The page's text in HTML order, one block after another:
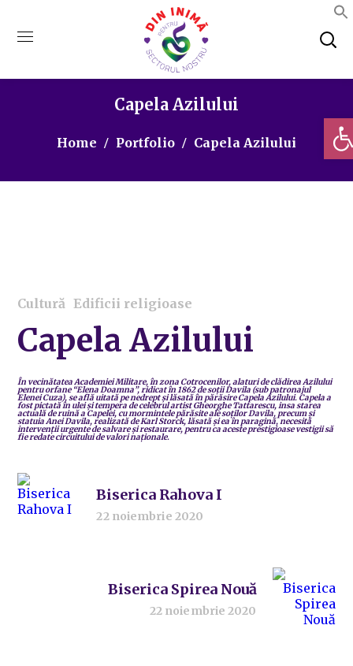
Capela Azilului
Home Portfolio Capela Azilului
Cultură Edificii religioase
Capela Azilului
În vecinătatea Academiei Militare, în zona Cotrocenilor, alaturi de clădirea Azilului
pentru orfane “Elena Doamna”, ridicat în 1862 de soţii Davila (sub patronajul
Elenei Cuza), se află uitată pe nedrept şi lăsată în părăsire Capela Azilului. Capela a
fost pictată în ulei şi tempera de celebrul artist Gheorghe Tattarescu, insa starea
actuală de ruină a Capelei, cu mormintele părăsite ale soţilor Davila, precum şi
statuia Anei Davila, realizată de Karl Storck, lăsată şi ea în paragină, necesită
intervenţii urgente de salvare şi restaurare, pentru ca aceste prestigioase vestigii să
fie redate circuitului de valori naţionale.
Biserica Rahova I
22 noiembrie 2020
Biserica Spirea Nouă
22 noiembrie 2020